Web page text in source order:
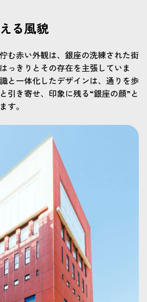
る風貌
む赤い外観は、銀座の洗練された街
っきりとその存在を主張していま
と一体化したデザインは、通りを歩
引き寄せ、印象に残る“銀座の顔”と
す。